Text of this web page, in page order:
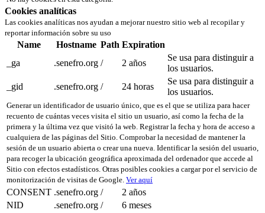
Cookies analíticas
Las cookies analíticas nos ayudan a mejorar nuestro sitio web al recopilar y
reportar información sobre su uso
Name Hostname Path Expiration
_ga
.senefro.org / 2 años
Se usa para distinguir a
los usuarios.
_gid
.senefro.org / 24 horas
Se usa para distinguir a
los usuarios.
Generar un identificador de usuario único, que es el que se utiliza para hacer
recuento de cuántas veces visita el sitio un usuario, así como la fecha de la
primera y la última vez que visitó la web. Registrar la fecha y hora de acceso a
cualquiera de las páginas del Sitio. Comprobar la necesidad de mantener la
sesión de un usuario abierta o crear una nueva. Identificar la sesión del usuario,
para recoger la ubicación geográfica aproximada del ordenador que accede al
Sitio con efectos estadísticos. Otras posibles cookies a cargar por el servicio de
monitorización de visitas de Google. Ver aquí
CONSENT .senefro.org /
2 años
NID
.senefro.org /
6 meses